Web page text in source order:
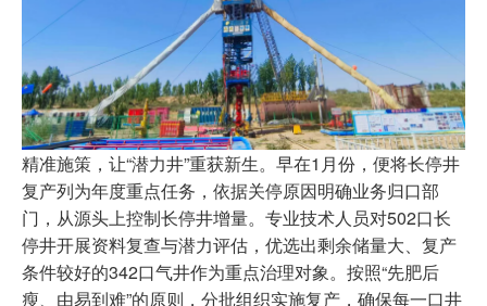
精准施策，让“潜力井”重获新生。早在1月份，便将长停井
复产列为年度重点任务，依据关停原因明确业务归口部
门，从源头上控制长停井增量。专业技术人员对502口长
停井开展资料复查与潜力评估，优选出剩余储量大、复产
条件较好的342口气井作为重点治理对象。按照“先肥后
瘦、由易到难”的原则，分批组织实施复产，确保每一口井